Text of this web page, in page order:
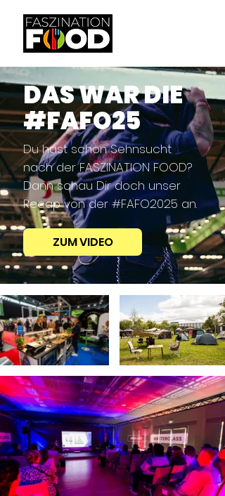
DAS WAR DIE
#FAFO25
Du hast schon Sehnsucht
nach der FASZINATION FOOD?
Dann schau Dir doch unser
Recap von der #FAFO2025 an.
ZUM VIDEO